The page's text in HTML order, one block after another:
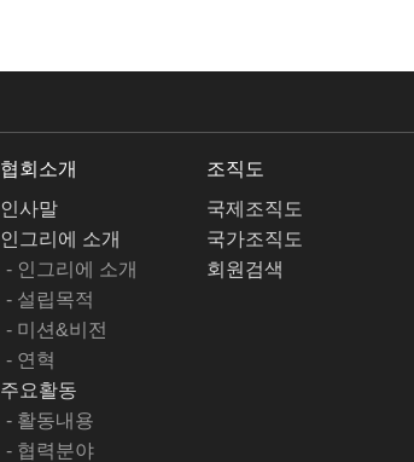
협회소개
인사말
인그리에 소개
- 인그리에 소개
- 설립목적
- 미션&비전
- 연혁
주요활동
- 활동내용
- 협력분야
조직도
국제조직도
국가조직도
회원검색